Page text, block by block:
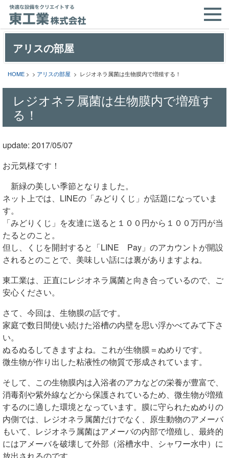
アリスの部屋
HOME > > アリスの部屋 > レジオネラ属菌は生物膜内で増殖する！
レジオネラ属菌は生物膜内で増殖す
る！
update: 2017/05/07
お元気様です！
新緑の美しい季節となりました。
ネット上では、LINEの「みどりくじ」が話題になっていま
す。
「みどりくじ」を友達に送ると１００円から１００万円が当
たるとのこと。
但し、くじを開封すると「LINE Pay」のアカウントが開設
されるとのことで、美味しい話には裏がありますよね。
東工業は、正直にレジオネラ属菌と向き合っているので、ご
安心ください。
さて、今回は、生物膜の話です。
家庭で数日間使い続けた浴槽の内壁を思い浮かべてみて下さ
い。
ぬるぬるしてきますよね。これが生物膜＝ぬめりです。
微生物が作り出した粘液性の物質で形成されています。
そして、この生物膜内は入浴者のアカなどの栄養が豊富で、
消毒剤や紫外線などから保護されているため、微生物が増殖
するのに適した環境となっています。膜に守られたぬめりの
内側では、レジオネラ属菌だけでなく、原生動物のアメーバ
もいて、レジオネラ属菌はアメーバの内部で増殖し、最終的
にはアメーバを破壊して外部（浴槽水中、シャワー水中）に